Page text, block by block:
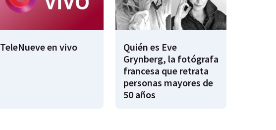
TeleNueve en vivo
Quién es Eve
Grynberg, la fotógrafa
francesa que retrata
personas mayores de
50 años